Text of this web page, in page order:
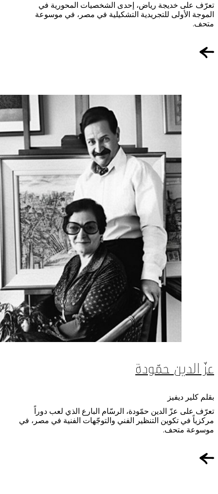
تعرّف على خديجة رياض، إحدى الشخصيات المحورية في
الموجة الأولى للتجريدية التشكيلية في مصر، في موسوعة
متحف.
عزّ الدين حمّودة
تعرّف على عزّ الدين حمّودة، الرسّام البارع الذي لعب دوراً
مركزياً في تكوين التنظير الفني والتوجّهات الفنية في مصر، في
موسوعة متحف.
بقلم كلير ديفيز